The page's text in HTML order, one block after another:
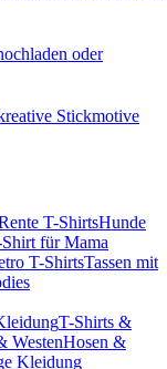
oder
Stickmotive
T-ShirtsHunde
für Mama
T-ShirtsTassen mit
T-Shirts &
WestenHosen &
Kleidung